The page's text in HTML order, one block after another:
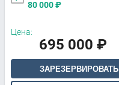
80 000₽
Цена:
695 000 ₽
ЗАРЕЗЕРВИРОВАТЬ